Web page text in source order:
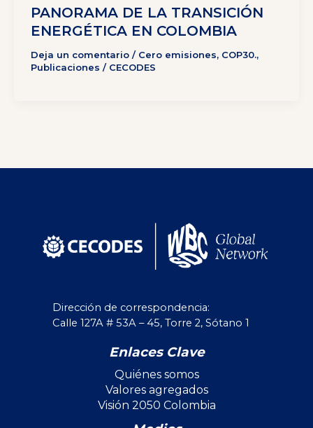
PANORAMA DE LA TRANSICIÓN
ENERGÉTICA EN COLOMBIA
Deja un comentario / Cero emisiones, COP30.,
Publicaciones / CECODES
Dirección de correspondencia:
Calle 127A # 53A – 45, Torre 2, Sótano 1
Enlaces Clave
Quiénes somos
Valores agregados
Visión 2050 Colombia